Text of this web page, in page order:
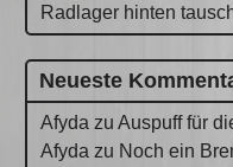
Radlager hinten
Neueste
Afyda zuAuspuff für
Afyda zu Noch ein